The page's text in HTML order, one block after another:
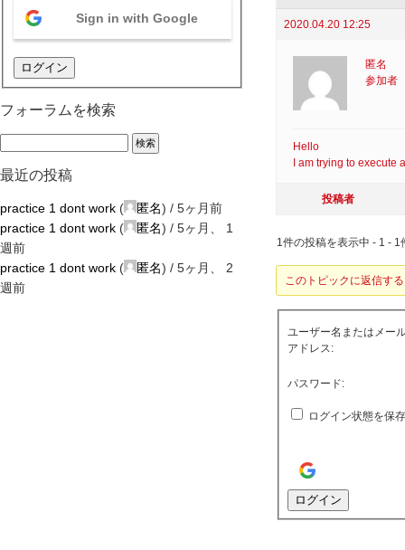
2020.04.20 12:25
匿名
参加者
Hello
I am trying to
投稿者
1件の投稿を表示中 - 1 - 1
このトピックに返信す
ユーザー名またはメー
アドレス:
パスワード:
ログイン状態を保
ログイン
Sign in with Google
ログイン
フォーラムを検索
最近の投稿
practice 1 dont work ( 匿名) / 5ヶ月前
practice 1 dont work ( 匿名) / 5ヶ月、 1
週前
practice 1 dont work ( 匿名) / 5ヶ月、 2
週前